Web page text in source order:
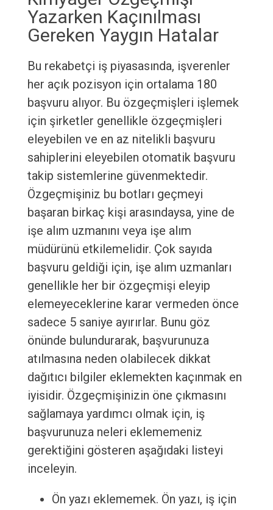
Yazarken Kaçınılması
Gereken Yaygın Hatalar
Bu rekabetçi iş piyasasında, işverenler
her açık pozisyon için ortalama 180
başvuru alıyor. Bu özgeçmişleri işlemek
için şirketler genellikle özgeçmişleri
eleyebilen ve en az nitelikli başvuru
sahiplerini eleyebilen otomatik başvuru
takip sistemlerine güvenmektedir.
Özgeçmişiniz bu botları geçmeyi
başaran birkaç kişi arasındaysa, yine de
işe alım uzmanını veya işe alım
müdürünü etkilemelidir. Çok sayıda
başvuru geldiği için, işe alım uzmanları
genellikle her bir özgeçmişi eleyip
elemeyeceklerine karar vermeden önce
sadece 5 saniye ayırırlar. Bunu göz
önünde bulundurarak, başvurunuza
atılmasına neden olabilecek dikkat
dağıtıcı bilgiler eklemekten kaçınmak en
iyisidir. Özgeçmişinizin öne çıkmasını
sağlamaya yardımcı olmak için, iş
başvurunuza neleri eklememeniz
gerektiğini gösteren aşağıdaki listeyi
inceleyin.
Ön yazı eklememek. Ön yazı, iş için